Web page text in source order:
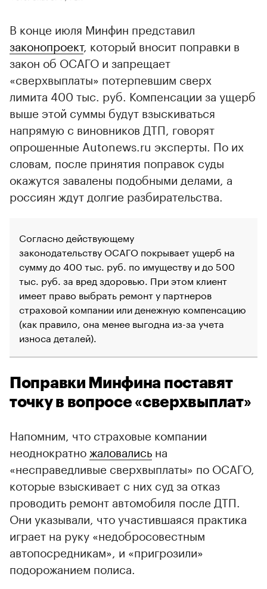
В конце июля Минфин представил
законопроект, который вносит поправки в
закон об ОСАГО и запрещает
«сверхвыплаты» потерпевшим сверх
лимита 400 тыс. руб. Компенсации за ущерб
выше этой суммы будут взыскиваться
напрямую с виновников ДТП, говорят
опрошенные Autonews.ru эксперты. По их
словам, после принятия поправок суды
окажутся завалены подобными делами, а
россиян ждут долгие разбирательства.
Согласно действующему
законодательству ОСАГО покрывает ущерб на
сумму до 400 тыс. руб. по имуществу и до 500
тыс. руб. за вред здоровью. При этом клиент
имеет право выбрать ремонт у партнеров
страховой компании или денежную компенсацию
(как правило, она менее выгодна из-за учета
износа деталей).
Поправки Минфина поставят
точку в вопросе «сверхвыплат»
Напомним, что страховые компании
неоднократно жаловались на
«несправедливые сверхвыплаты» по ОСАГО,
которые взыскивает с них суд за отказ
проводить ремонт автомобиля после ДТП.
Они указывали, что участившаяся практика
играет на руку «недобросовестным
автопосредникам», и «пригрозили»
подорожанием полиса.